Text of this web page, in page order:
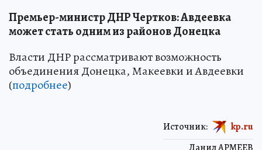
Премьер-министр ДНР Чертков: Авдеевка
может стать одним из районов Донецка
Власти ДНР рассматривают возможность
объединения Донецка, Макеевки и Авдеевки
(подробнее)
Источник: kp.ru